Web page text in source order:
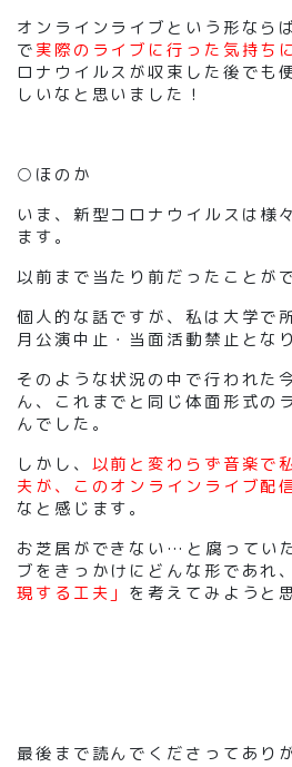
オンラインライブという形なら
で 実際のライブに行った気持ち
ロナウイルスが収束した後でも
しいなと思いました！
○ほのか
いま、新型コロナウイルスは様
ます。
以前まで当たり前だったことが
個人的な話ですが、私は大学で
月公演中止・当面活動禁止とな
そのような状況の中で行われた
ん、これまでと同じ体面形式の
んでした。
しかし、 以前と変わらず音楽で
夫が、このオンラインライブ配
なと感じます。
お芝居ができない…と腐ってい
ブをきっかけにどんな形であれ、
現する工夫」 を考えてみようと
最後まで読んでくださってあり